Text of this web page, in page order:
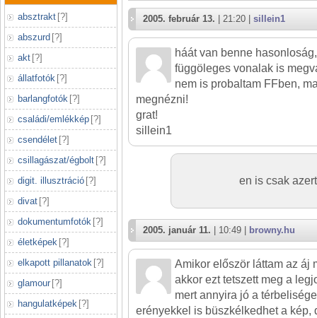
absztrakt [?]
abszurd [?]
akt [?]
állatfotók [?]
barlangfotók [?]
családi/emlékkép [?]
csendélet [?]
csillagászat/égbolt [?]
digit. illusztráció [?]
divat [?]
dokumentumfotók [?]
életképek [?]
elkapott pillanatok [?]
glamour [?]
hangulatképek [?]
2005. február 13. | 21:20 | sillein1
háát van benne
függöleges vonalak is
nem is probaltam FFben,
megnézni!
grat!
sillein1
en is csak
2005. január 11. | 10:49 | browny.hu
Amikor először láttam az áj
akkor ezt tetszett meg a
mert annyira jó a
erényekkel is büszkélkedhet a kép,